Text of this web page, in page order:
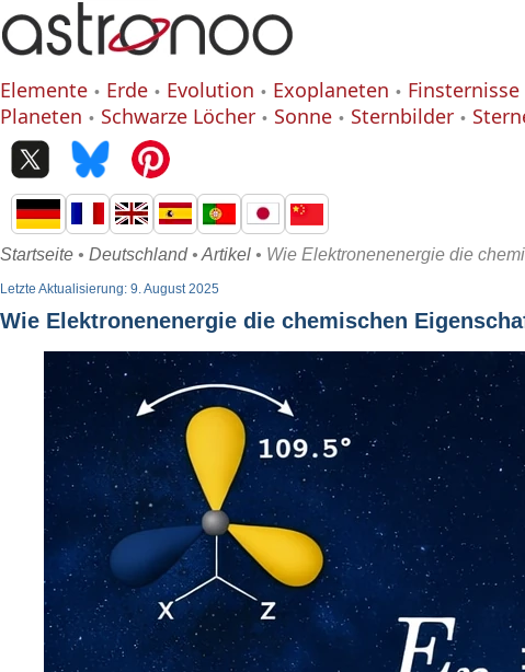
Elemente Erde Evolution Exoplaneten Finsternisse
Planeten
Schwarze Löcher Sonne Sternbilder
Startseite • Deutschland• Artikel • Wie Elektronenenergie die
Letzte Aktualisierung: 9. August 2025
Wie Elektronenenergie die chemischen